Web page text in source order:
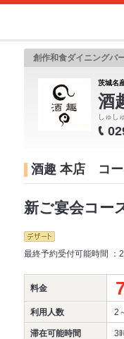
創作和食ダイニングバ
茨城名
酒
しゅし
酒趣 本店 コー
新ご宴会コー
最終予約受付可能時間 ：
料金
利用人数 2
滞在可能時間 3